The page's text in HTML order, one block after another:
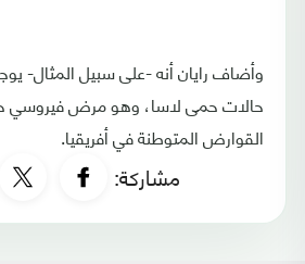
وأضاف رايان أنه -على سبيل المثال-
حالات حمى لاسا، وهو مرض فيروسي
القوارض المتوطنة في أفريقيا.
مشاركة: